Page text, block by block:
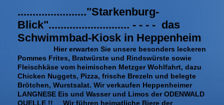
......................."Starkenburg-
Blick"........................... - - - - das
Schwimmbad-Kiosk in Heppenheim
Hier erwarten Sie unsere besonders leckeren
Pommes Frites, Bratwürste und Rindswürste sowie
Fleischkäse vom heimischen Metzger Wohlfahrt, dazu
Chicken Nuggets, Pizza, frische Brezeln und belegte
Brötchen, Wurstsalat. Wir verkaufen Heppenheimer
LANGNESE Eis und Wasser und Limos der ODENWALD
QUELLE !! Wir führen heimatliche Biere der